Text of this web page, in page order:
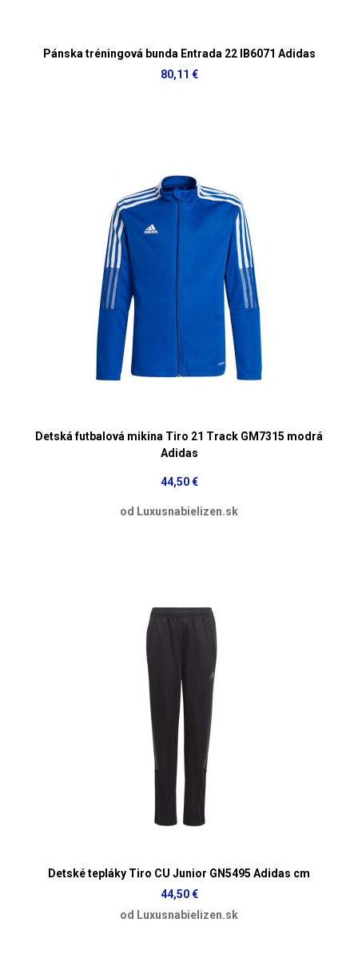
Pánska tréningová bunda Entrada 22 IB6071 Adidas
80,11 €
Detská futbalová mikina Tiro 21 Track GM7315 modrá
Adidas
44,50 €
od Luxusnabielizen.sk
Detské tepláky Tiro CU Junior GN5495 Adidas cm
44,50 €
od Luxusnabielizen.sk